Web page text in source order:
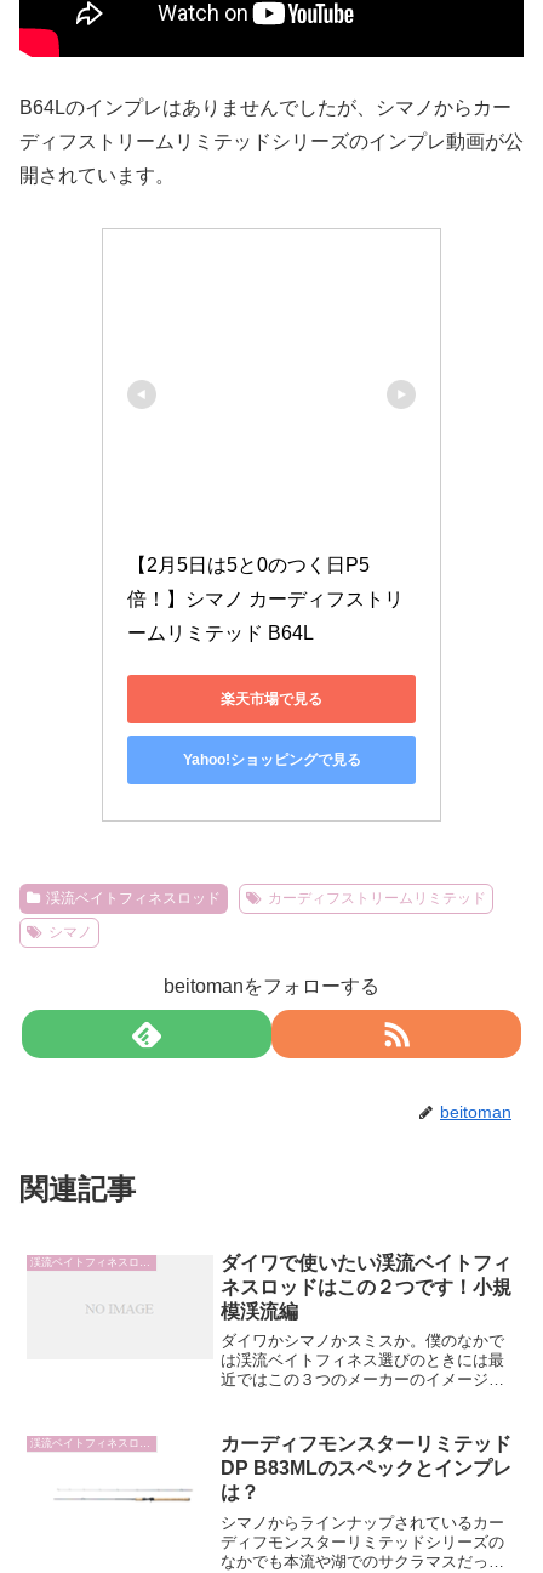
B64Lのインプレはありませんでしたが、シマノからカー
ディフストリームリミテッドシリーズのインプレ動画が公
開されています。
【2月5日は5と0のつく日P5
倍！】シマノ カーディフストリ
ームリミテッド B64L
楽天市場で見る
Yahoo!ショッピングで見る
渓流ベイトフィネスロッド
カーディフストリームリミテッド
シマノ
beitomanをフォローする
beitoman
関連記事
渓流ベイトフィネスロッド
ダイワで使いたい渓流ベイトフィ
ネスロッドはこの２つです！小規
模渓流編
ダイワかシマノかスミスか。僕のなかで
は渓流ベイトフィネス選びのときには最
近ではこの３つのメーカーのイメージが
スロッドを３つ紹介していきます。この
記事では、ダイワの渓流ベ...
渓流ベイトフィネスロッド
カーディフモンスターリミテッド
DP B83MLのスペックとインプレ
は？
シマノからラインナップされているカー
ディフモンスターリミテッドシリーズの
なかでも本流や湖でのサクラマスだった